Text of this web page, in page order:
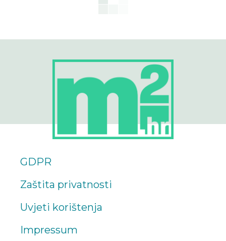
GDPR
Zaštita privatnosti
Uvjeti korištenja
Impressum